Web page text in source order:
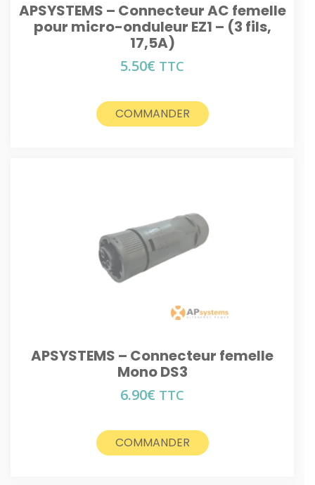
APSYSTEMS – Connecteur AC femelle
pour micro-onduleur EZ1 – (3 fils,
17,5A)
5.50€ TTC
COMMANDER
APSYSTEMS – Connecteur femelle
Mono DS3
6.90€ TTC
COMMANDER